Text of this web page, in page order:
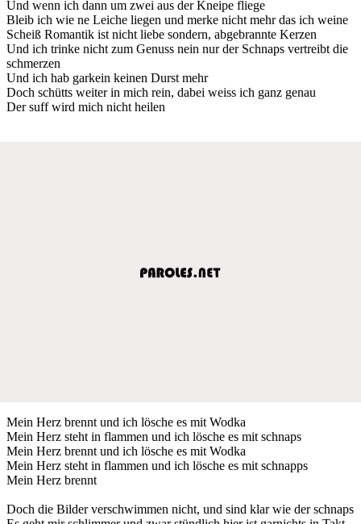
Und wenn ich dann um zwei aus der Kneipe fliege
Bleib ich wie ne Leiche liegen und merke nicht mehr das ich weine
Scheiß Romantik ist nicht liebe sondern, abgebrannte Kerzen
Und ich trinke nicht zum Genuss nein nur der Schnaps vertreibt die
schmerzen
Und ich hab garkein keinen Durst mehr
Doch schütts weiter in mich rein, dabei weiss ich ganz genau
Der suff wird mich nicht heilen
Mein Herz brennt und ich lösche es mit Wodka
Mein Herz steht in flammen und ich lösche es mit schnaps
Mein Herz brennt und ich lösche es mit Wodka
Mein Herz steht in flammen und ich lösche es mit schnapps
Mein Herz brennt
Doch die Bilder verschwimmen nicht, und sind klar wie der schnaps